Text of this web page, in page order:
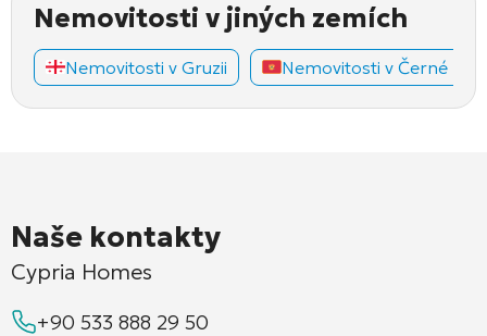
Nemovitosti v jiných zemích
Nemovitosti v Gruzii Nemovitosti v Černé
Naše kontakty
Cypria Homes
+90 533 888 29 50